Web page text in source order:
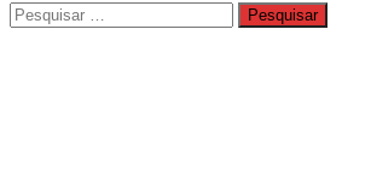
Pesquisar
por: